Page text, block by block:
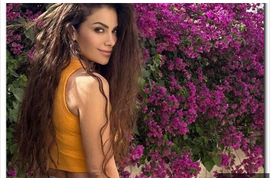
س
ل
ب
ر
ي
د
ا
إ
ل
ك
ت
ر